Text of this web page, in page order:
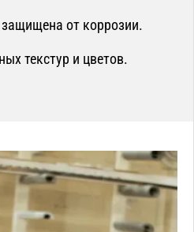
от коррозии.
текстур и цветов.